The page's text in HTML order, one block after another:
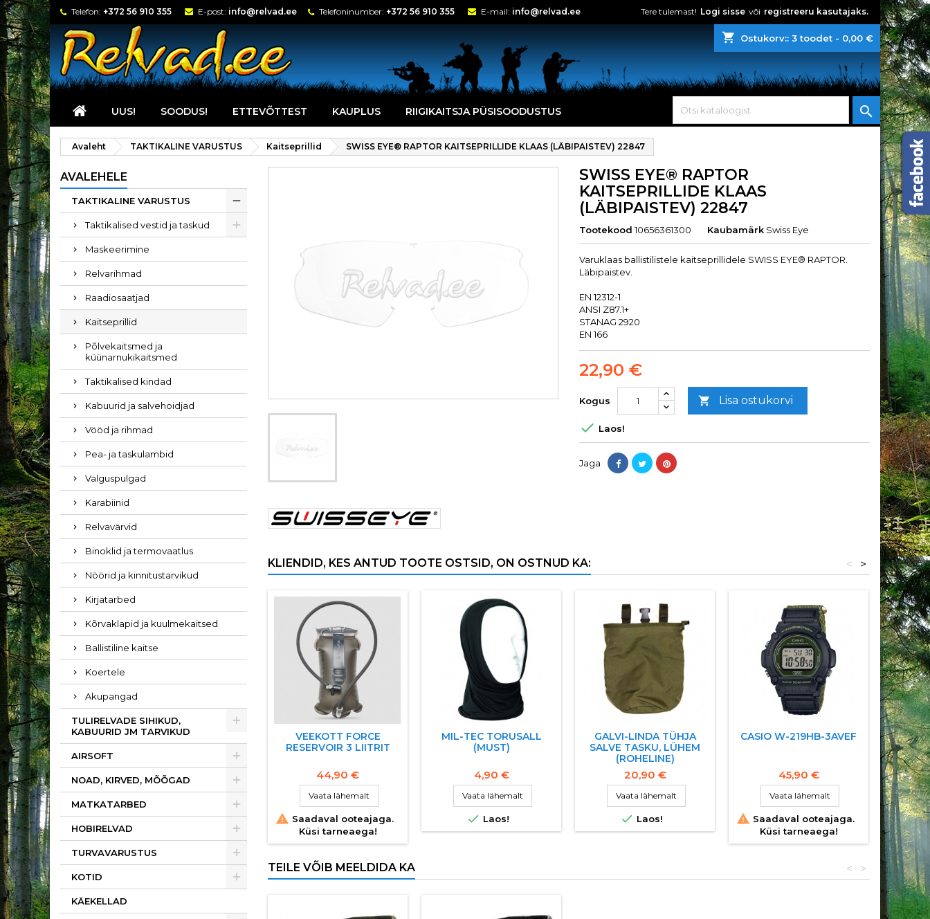
Telefon: +372 56 910 355 E-post: info@relvad.ee Telefoninumber: +372 56 910 355 E-mail: info@relvad.ee Tere tulemast! Logi sisse või registreeru kasutajaks.
shopping_cart Ostukorv:: 3toodet - 0,00 €
UUS! SOODUS! ETTEVÕTTEST KAUPLUS RIIGIKAITSJA PÜSISOODUSTUS 
Avaleht TAKTIKALINE VARUSTUS Kaitseprillid SWISS EYE® RAPTOR KAITSEPRILLIDE KLAAS (LÄBIPAISTEV) 22847
AVALEHELE
TAKTIKALINE VARUSTUS
Taktikalised vestid ja taskud
Maskeerimine
Relvarihmad
Raadiosaatjad
Kaitseprillid
Põlvekaitsmed ja
küünarnukikaitsmed
Taktikalised kindad
Kabuurid ja salvehoidjad
Vööd ja rihmad
Pea- ja taskulambid
Valguspulgad
Karabiinid
Relvavärvid
Binoklid ja termovaatlus
Nöörid ja kinnitustarvikud
Kirjatarbed
Kõrvaklapid ja kuulmekaitsed
Ballistiline kaitse
Koertele
Akupangad
TULIRELVADE SIHIKUD,
KABUURID JM TARVIKUD
AIRSOFT
NOAD, KIRVED, MÕÕGAD
MATKATARBED
HOBIRELVAD
TURVAVARUSTUS
KOTID
KÄEKELLAD
SWISS EYE® RAPTOR
KAITSEPRILLIDE KLAAS
(LÄBIPAISTEV) 22847
Tootekood 10656361300 Kaubamärk Swiss Eye
Varuklaas ballistilistele kaitseprillidele SWISS EYE® RAPTOR.
Läbipaistev.
EN 12312-1
ANSI Z87.1+
STANAG 2920
EN 166
22,90 €
Kogus  Lisa ostukorvi
 Laos!
Jaga
KLIENDID, KES ANTUD TOOTE OSTSID, ON OSTNUD KA: >
<
VEEKOTT FORCE
RESERVOIR 3 LIITRIT
44,90 €
Vaata lähemalt
 Saadaval ooteajaga.
Küsi tarneaega!
MIL-TEC TORUSALL
(MUST)
4,90 €
Vaata lähemalt
 Laos!
GALVI-LINDA TÜHJA
SALVE TASKU, LÜHEM
(ROHELINE)
20,90 €
Vaata lähemalt
 Laos!
CASIO W-219HB-3AVEF
45,90 €
Vaata lähemalt
 Saadaval ooteajaga.
Küsi tarneaega!
TEILE VÕIB MEELDIDA KA >
<